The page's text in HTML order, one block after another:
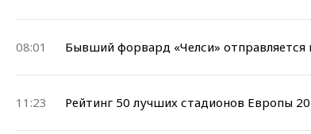
08:01 Бывший форвард «Челси»
11:23 Рейтинг 50 лучших стадионов Европы